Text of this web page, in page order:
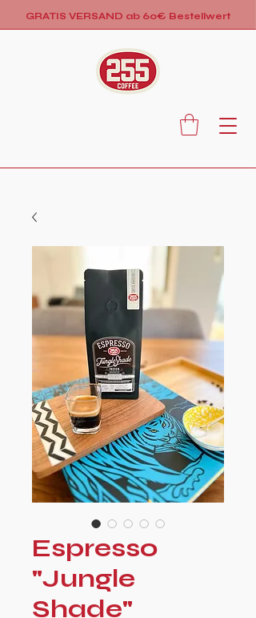
GRATIS VERSAND ab 60€ Bestellwert
Espresso
"Jungle
Shade"